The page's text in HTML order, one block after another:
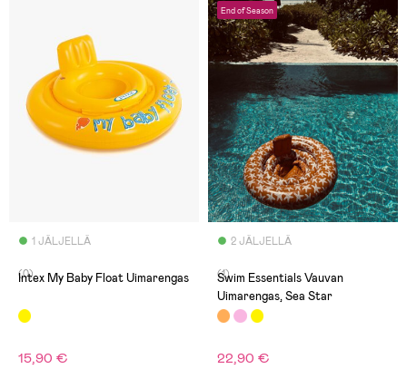
1 JÄLJELLÄ
(0)
Intex My Baby Float Uimarengas
15,90 €
End of Season
2 JÄLJELLÄ
(1)
Swim Essentials Vauvan
Uimarengas, Sea Star
22,90 €